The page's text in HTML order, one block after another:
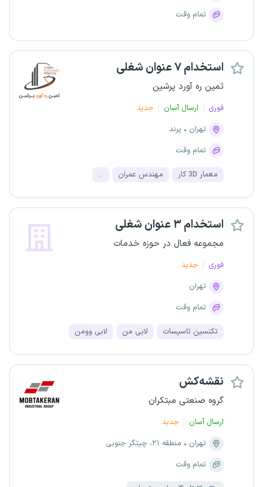
تمام وقت
استخدام ۷ عنوان شغلی
ثمین ره آورد پرشین
فوری ارسال آسان
جدید
تهران
پرند
تمام وقت
معمار 3D کار مهندس عمران ...
استخدام ۳ عنوان شغلی
مجموعه فعال در حوزه خدمات
فوری
جدید
تهران
تمام وقت
تکنسین تاسیسات لابی من لابی وومن
نقشه‌کش
گروه صنعتی مبتکران
ارسال آسان
جدید
تهران
منطقه ۲۱، چیتگر جنوبی
تمام وقت